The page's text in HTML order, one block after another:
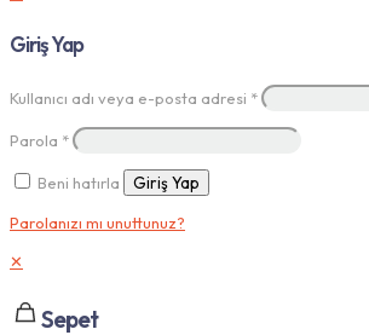
Giriş Yap
Kullanıcı adı veya e-posta adresi *
Parola *
Beni hatırla Giriş Yap
Parolanızı mı unuttunuz?
✕
Sepet